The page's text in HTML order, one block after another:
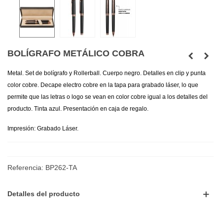
BOLÍGRAFO METÁLICO COBRA
Metal. Set de bolígrafo y Rollerball. Cuerpo negro. Detalles en clip y punta
color cobre. Decape electro cobre en la tapa para grabado láser, lo que
permite que las letras o logo se vean en color cobre igual a los detalles del
producto. Tinta azul. Presentación en caja de regalo.
Impresión: Grabado Láser.
Referencia: BP262-TA
Detalles del producto